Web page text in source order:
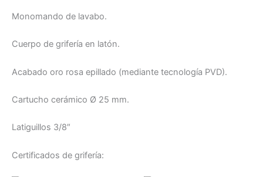
Monomando de lavabo.
Cuerpo de grifería en latón.
Acabado oro rosa epillado (mediante tecnología PVD).
Cartucho cerámico Ø 25 mm.
Latiguillos 3/8″
Certificados de grifería: